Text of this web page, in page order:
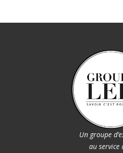
Un groupe
au service